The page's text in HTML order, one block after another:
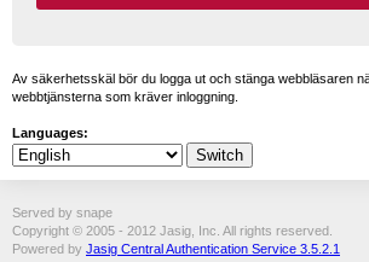
Av säkerhetsskäl bör du logga ut och stänga webbläsaren
webbtjänsterna som kräver inloggning.
Languages:
Served by snape
Copyright © 2005 - 2012 Jasig, Inc. All rights reserved.
Powered by Jasig Central Authentication Service 3.5.2.1